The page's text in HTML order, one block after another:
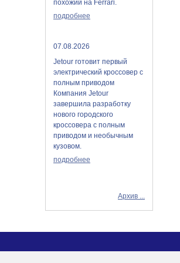
похожий на Ferrari.
подробнее
07.08.2026
Jetour готовит первый
электрический кроссовер с
полным приводом
Компания Jetour
завершила разработку
нового городского
кроссовера с полным
приводом и необычным
кузовом.
подробнее
Архив ...